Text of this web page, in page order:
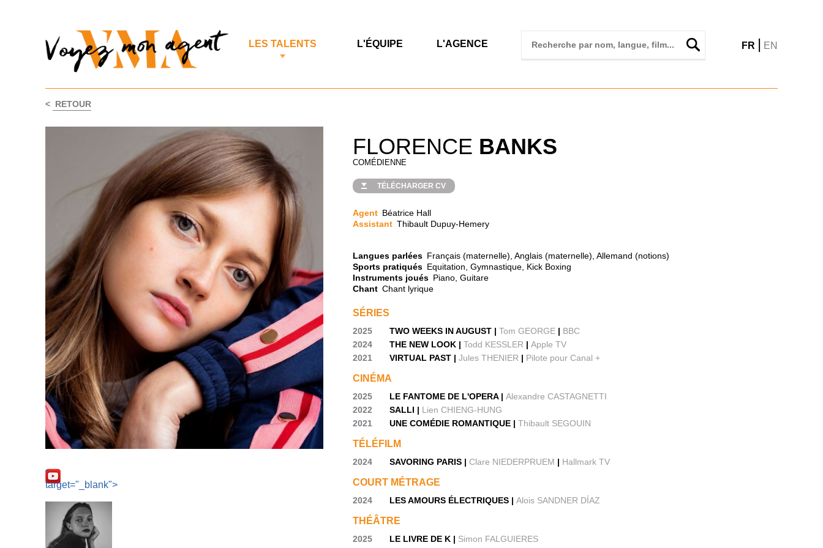
LES TALENTS L'ÉQUIPE L'AGENCE FR | EN
< RETOUR
"
target="_blank">
FLORENCE BANKS
COMÉDIENNE
TÉLÉCHARGER CV
Agent Béatrice Hall
Assistant Thibault Dupuy-Hemery
Langues parlées Français (maternelle), Anglais (maternelle), Allemand (notions)
Sports pratiqués Equitation, Gymnastique, Kick Boxing
Instruments joués Piano, Guitare
Chant Chant lyrique
SÉRIES
2025 TWO WEEKS IN AUGUST |Tom GEORGE | BBC
2024
THE NEW LOOK |Todd KESSLER |Apple TV
2021
VIRTUAL PAST |Jules THENIER | Pilote pour Canal +
CINÉMA
2025 LE FANTOME DE L'OPERA |Alexandre CASTAGNETTI
2022
SALLI | Lien CHIENG-HUNG
2021
UNE COMÉDIE ROMANTIQUE |Thibault SEGOUIN
TÉLÉFILM
2024 SAVORING PARIS |Clare NIEDERPRUEM | Hallmark TV
COURT MÉTRAGE
2024 LES AMOURS ÉLECTRIQUES |Alois SANDNER DÍAZ
THÉÂTRE
2025 LE LIVRE DE K | Simon FALGUIERES